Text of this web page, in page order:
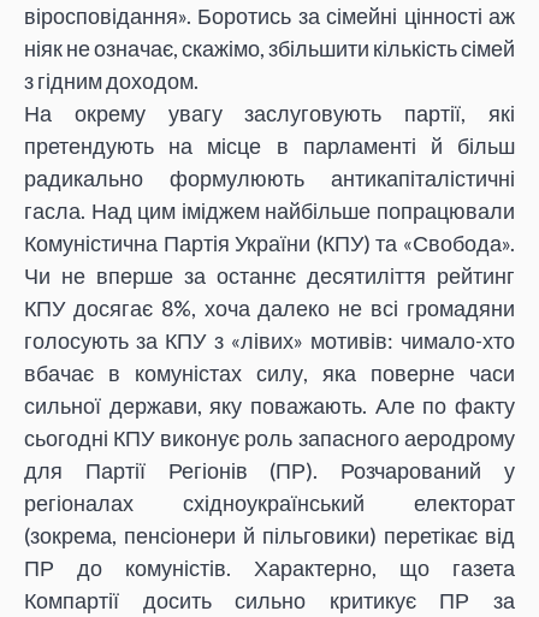
віросповідання». Боротись за сімейні цінності аж
ніяк не означає, скажімо, збільшити кількість сімей
з гідним доходом.
На окрему увагу заслуговують партії, які
претендують на місце в парламенті й більш
радикально формулюють антикапіталістичні
гасла. Над цим іміджем найбільше попрацювали
Комуністична Партія України (КПУ) та «Свобода».
Чи не вперше за останнє десятиліття рейтинг
КПУ досягає 8%, хоча далеко не всі громадяни
голосують за КПУ з «лівих» мотивів: чимало-хто
вбачає в комуністах силу, яка поверне часи
сильної держави, яку поважають. Але по факту
сьогодні КПУ виконує роль запасного аеродрому
для Партії Регіонів (ПР). Розчарований у
регіоналах східноукраїнський електорат
(зокрема, пенсіонери й пільговики) перетікає від
ПР до комуністів. Характерно, що газета
Компартії досить сильно критикує ПР за